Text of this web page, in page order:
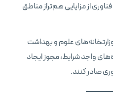
از مزایایی هم‌تراز مناطق
علوم و بهداشت
واجد شرایط، مجوز ایجاد
صادر کنند.